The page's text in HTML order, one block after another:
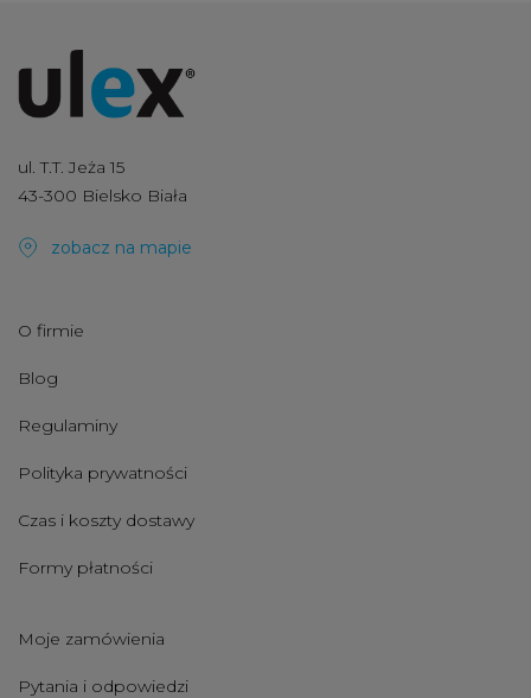
ul. T.T. Jeża 15
43-300 Bielsko Biała
zobacz na mapie
O firmie
Blog
Regulaminy
Polityka prywatności
Czas i koszty dostawy
Formy płatności
Moje zamówienia
Pytania i odpowiedzi